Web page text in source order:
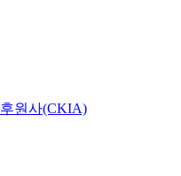
후원사(CKIA)